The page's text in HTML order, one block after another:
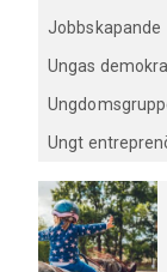
Jobbskapande
Ungas
Ungt